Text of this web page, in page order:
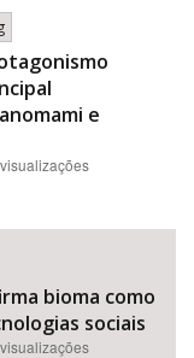
e
bioma como
sociais